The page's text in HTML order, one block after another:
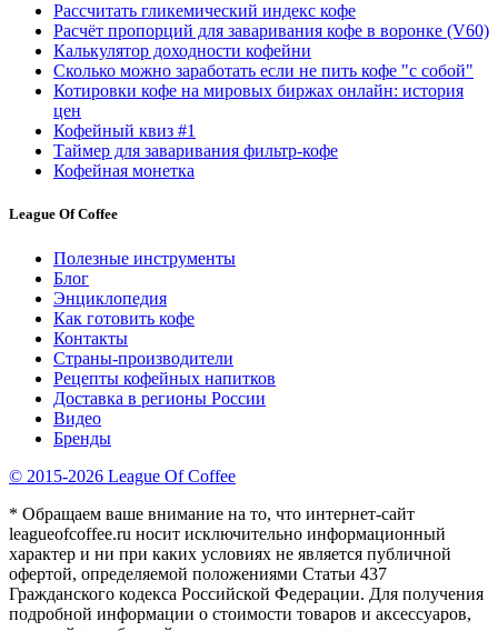
Рассчитать гликемический индекс кофе
Расчёт пропорций для заваривания кофе в воронке (V60)
Калькулятор доходности кофейни
Сколько можно заработать если не пить кофе "с собой"
Котировки кофе на мировых биржах онлайн: история
цен
Кофейный квиз #1
Таймер для заваривания фильтр-кофе
Кофейная монетка
League Of Coffee
Полезные инструменты
Блог
Энциклопедия
Как готовить кофе
Контакты
Страны-производители
Рецепты кофейных напитков
Доставка в регионы России
Видео
Бренды
© 2015-2026 League Of Coffee
* Обращаем ваше внимание на то, что интернет-сайт
leagueofcoffee.ru носит исключительно информационный
характер и ни при каких условиях не является публичной
офертой, определяемой положениями Статьи 437
Гражданского кодекса Российской Федерации. Для получения
подробной информации о стоимости товаров и аксессуаров,